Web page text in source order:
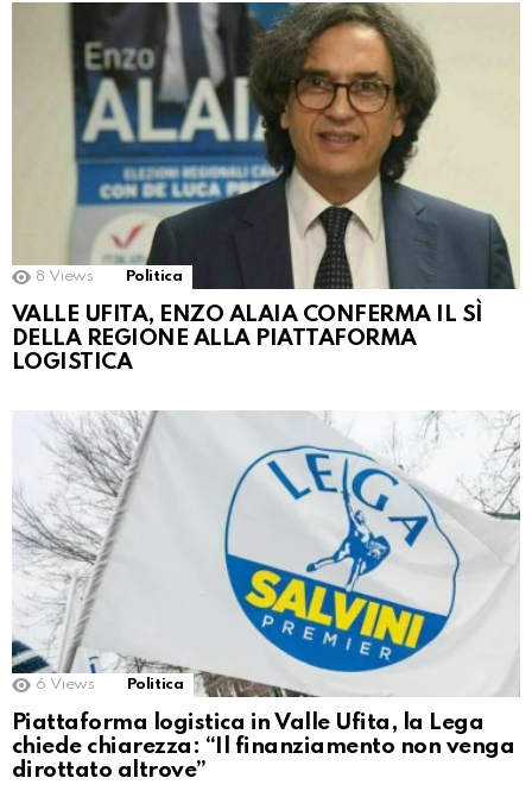
8 Views Politica
VALLE UFITA, ENZO ALAIA CONFERMA IL SÌ
DELLA REGIONE ALLA PIATTAFORMA
LOGISTICA
6 Views Politica
Piattaforma logistica in Valle Ufita, la Lega
chiede chiarezza: “Il finanziamento non venga
dirottato altrove”